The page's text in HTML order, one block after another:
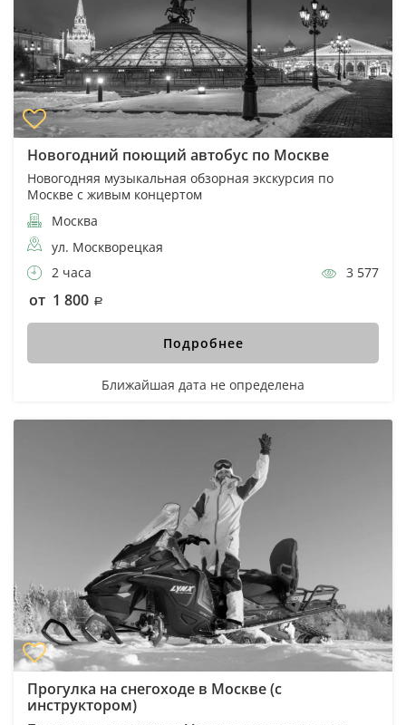
Новогодний поющий автобус по Москве
Новогодняя музыкальная обзорная экскурсия по
Москве с живым концертом
Москва
ул. Москворецкая
2 часа
3 577
от 1 800
Подробнее
Ближайшая дата не определена
Прогулка на снегоходе в Москве (с
инструктором)